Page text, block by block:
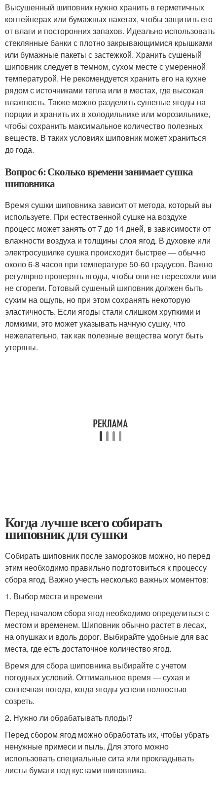
Высушенный шиповник нужно хранить в герметичных
контейнерах или бумажных пакетах, чтобы защитить его
от влаги и посторонних запахов. Идеально использовать
стеклянные банки с плотно закрывающимися крышками
или бумажные пакеты с застежкой. Хранить сушеный
шиповник следует в темном, сухом месте с умеренной
температурой. Не рекомендуется хранить его на кухне
рядом с источниками тепла или в местах, где высокая
влажность. Также можно разделить сушеные ягоды на
порции и хранить их в холодильнике или морозильнике,
чтобы сохранить максимальное количество полезных
веществ. В таких условиях шиповник может храниться
до года.
Вопрос 6: Сколько времени занимает сушка
шиповника
Время сушки шиповника зависит от метода, который вы
используете. При естественной сушке на воздухе
процесс может занять от 7 до 14 дней, в зависимости от
влажности воздуха и толщины слоя ягод. В духовке или
электросушилке сушка происходит быстрее — обычно
около 6-8 часов при температуре 50-60 градусов. Важно
регулярно проверять ягоды, чтобы они не пересохли или
не сгорели. Готовый сушеный шиповник должен быть
сухим на ощупь, но при этом сохранять некоторую
эластичность. Если ягоды стали слишком хрупкими и
ломкими, это может указывать начную сушку, что
нежелательно, так как полезные вещества могут быть
утеряны.
Когда лучше всего собирать
шиповник для сушки
Собирать шиповник после заморозков можно, но перед
этим необходимо правильно подготовиться к процессу
сбора ягод. Важно учесть несколько важных моментов:
1. Выбор места и времени
Перед началом сбора ягод необходимо определиться с
местом и временем. Шиповник обычно растет в лесах,
на опушках и вдоль дорог. Выбирайте удобные для вас
места, где есть достаточное количество ягод.
Время для сбора шиповника выбирайте с учетом
погодных условий. Оптимальное время — сухая и
солнечная погода, когда ягоды успели полностью
созреть.
2. Нужно ли обрабатывать плоды?
Перед сбором ягод можно обработать их, чтобы убрать
ненужные примеси и пыль. Для этого можно
использовать специальные сита или прокладывать
листы бумаги под кустами шиповника.